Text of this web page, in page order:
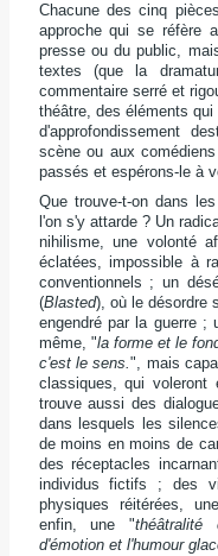
Chacune des cinq
approche qui se réfère
presse ou du public,
textes (que la
commentaire serré et
théâtre, des éléments
d'approfondissement
scène ou aux
passés et espérons-le à
Que trouve-t-on dans
l'on s'y attarde ? Un
nihilisme, une volonté
éclatées, impossible à
conventionnels ; un
(Blasted), où le désordre
engendré par la guerre ;
même, "la forme et le
c'est le sens.", mais
classiques, qui
trouve aussi des
dans lesquels les
de moins en moins de
des réceptacles
individus fictifs ; des
physiques réitérées,
enfin, une "
d'émotion et l'humour